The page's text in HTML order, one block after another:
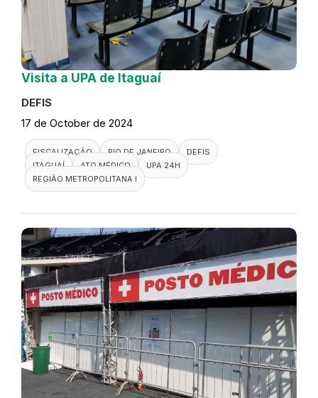
Visita a UPA de Itaguaí
DEFIS
17 de October de 2024
FISCALIZAÇÃO RIO DE JANEIRO
DEFIS
ITAGUAÍ
ATO MÉDICO
UPA 24H
REGIÃO METROPOLITANA I